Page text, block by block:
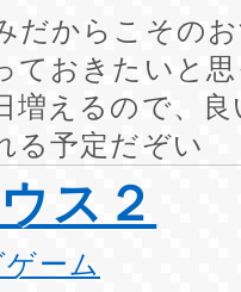
だからこその
ておきたいと
増えるので、
る予定だぞい
ス２
ーム